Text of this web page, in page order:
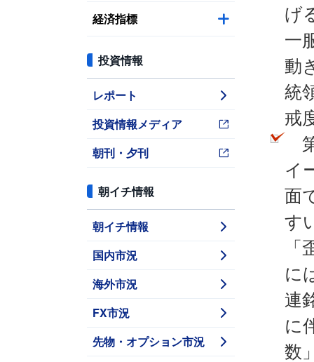
経済指標
投資情報
レポート
投資情報メディア
朝刊・夕刊
朝イチ情報
朝イチ情報
国内市況
海外市況
FX市況
先物・オプション市況
げ
一
動
統
戒
イ
面
す
に
連
に
数